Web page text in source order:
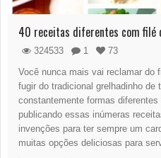
40 receitas diferentes com filé
324533 1
73
Você nunca mais vai reclamar do
fugir do tradicional grelhadinho de
constantemente formas
publicando essas inúmeras
invenções para ter sempre um
muitas opções deliciosas para